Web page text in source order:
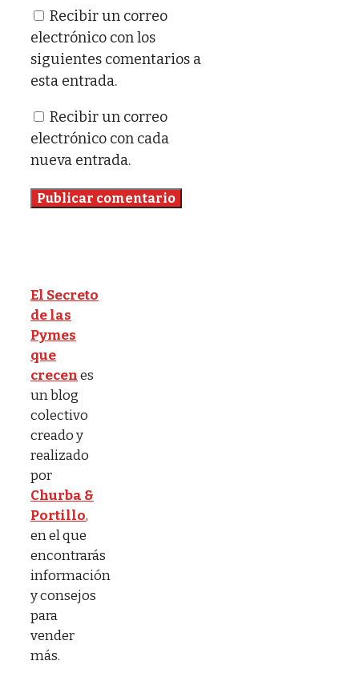
Recibir un correo
electrónico con los
siguientes comentarios a
esta entrada.
Recibir un correo
electrónico con cada
nueva entrada.
El Secreto
de las
Pymes
que
crecenes
un blog
colectivo
creado y
realizado
por
Churba &
Portillo,
en el que
encontrarás
información
y consejos
para
vender
más.